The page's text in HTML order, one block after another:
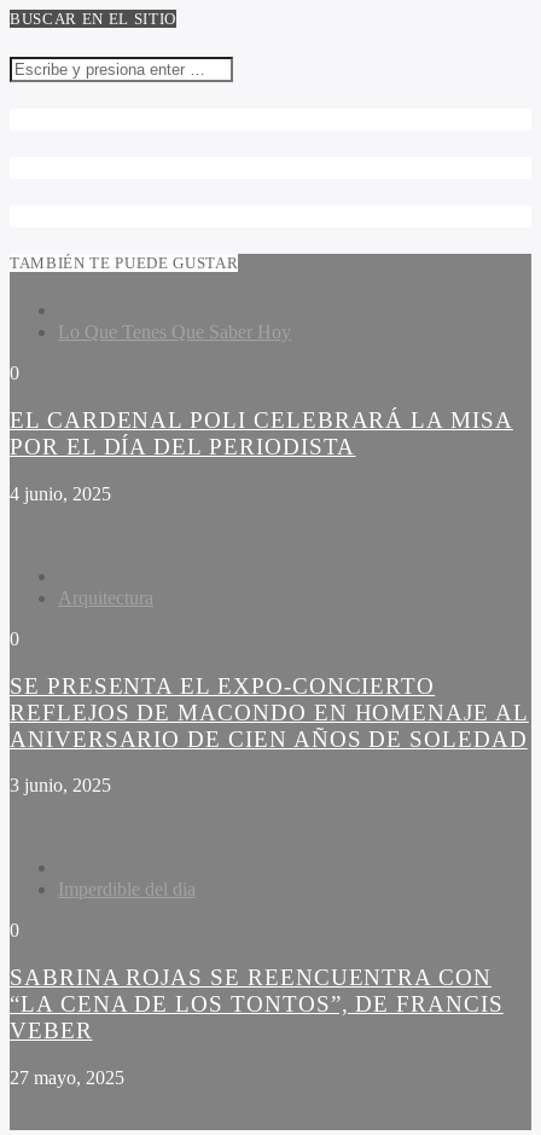
BUSCAR EN EL SITIO
TAMBIÉN TE PUEDE GUSTAR
Lo Que Tenes Que Saber Hoy
0
EL CARDENAL POLI CELEBRARÁ LA MISA
POR EL DÍA DEL PERIODISTA
4 junio, 2025
Arquitectura
0
SE PRESENTA EL EXPO-CONCIERTO
REFLEJOS DE MACONDO EN HOMENAJE AL
ANIVERSARIO DE CIEN AÑOS DE SOLEDAD
3 junio, 2025
Imperdible del dia
0
SABRINA ROJAS SE REENCUENTRA CON
“LA CENA DE LOS TONTOS”, DE FRANCIS
VEBER
27 mayo, 2025